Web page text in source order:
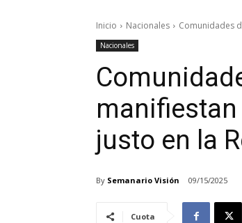
Inicio Nacionales Comunidades
Nacionales
justo en la
By Semanario Visión 09/15/2025
Cuota